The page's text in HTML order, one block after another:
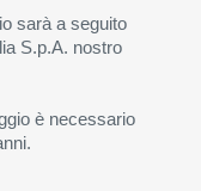
sarà a seguito
S.p.A. nostro
è necessario